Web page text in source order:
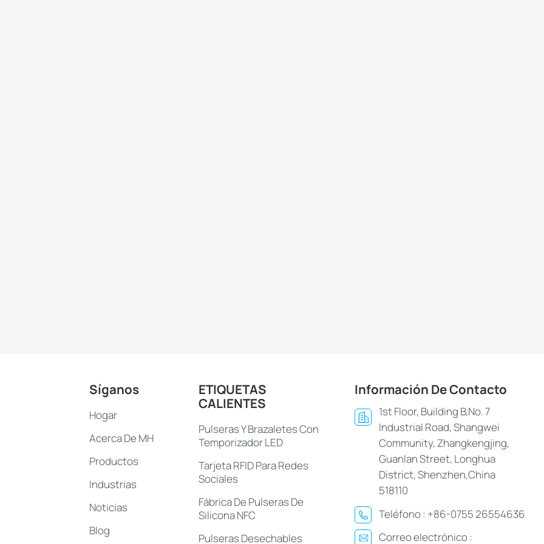
Información De Contacto
1st Floor, Building B,No. 7
Industrial Road, Shangwei
Community, Zhangkengjing,
Guanlan Street, Longhua
District, Shenzhen,China
518110
Teléfono : +86-0755 26554636
Correo electrónico :
ETIQUETAS
CALIENTES
Pulseras Y Brazaletes Con
Temporizador LED
Tarjeta RFID Para Redes
Sociales
Fábrica De Pulseras De
Silicona NFC
Pulseras Desechables
Síganos
Hogar
Acerca De MH
Productos
Industrias
Noticias
Blog